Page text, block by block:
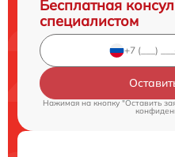
Бесплатная
специалистом
Нажимая на кнопку "Оставить